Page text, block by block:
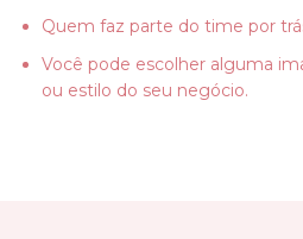
Quem faz parte do time por
Você pode escolher alguma
ou estilo do seu negócio.